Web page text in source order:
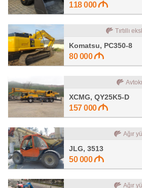
118 000
Tırtıllı
Komatsu, PC350-8
80 000
XCMG, QY25K5-D
157 000
Ağır
JLG, 3513
50 000
Ağır